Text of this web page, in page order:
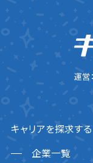
運営
キャリアを探求する
企業一覧